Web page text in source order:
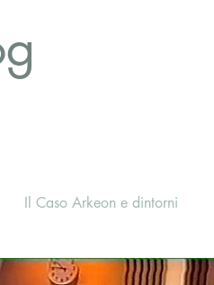
Il Caso Arkeon e dintorni